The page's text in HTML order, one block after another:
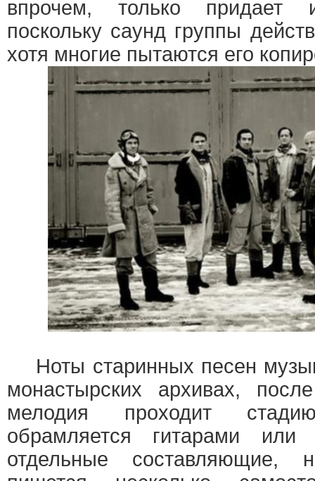
впрочем, только придает
поскольку саунд группы
хотя многие пытаются его
Ноты старинных песен
монастырских архивах,
мелодия проходит
обрамляется гитарами или
отдельные составляющие,